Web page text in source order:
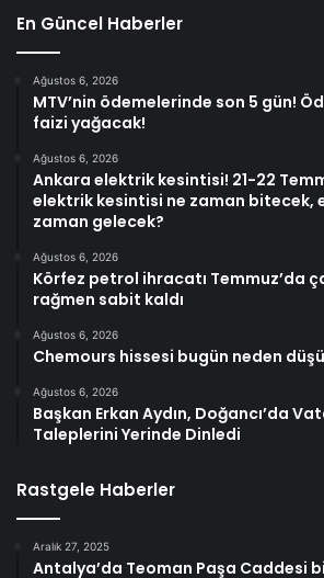
En Güncel Haberler
Ağustos 6, 2026
MTV’nin ödemelerinde son 5 gün!
faizi yağacak!
Ağustos 6, 2026
Ankara elektrik kesintisi! 21-22
elektrik kesintisi ne zaman bitecek,
zaman gelecek?
Ağustos 6, 2026
Körfez petrol ihracatı Temmuz’da
rağmen sabit kaldı
Ağustos 6, 2026
Chemours hissesi bugün neden
Ağustos 6, 2026
Başkan Erkan Aydın, Doğancı’da
Taleplerini Yerinde Dinledi
Rastgele Haberler
Aralık 27, 2025
Antalya’da Teoman Paşa Caddesi